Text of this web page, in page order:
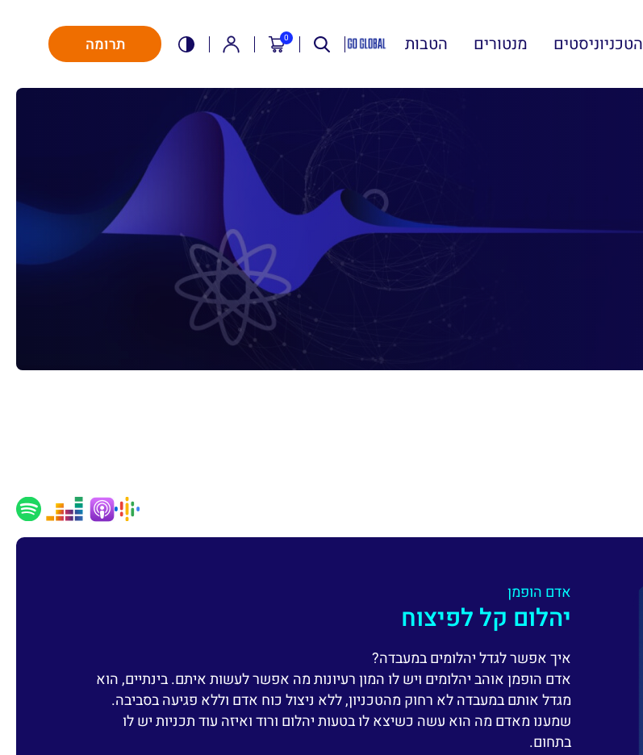
הטכניוניסטים מנטורים הטבות 0 תרומה
אדם הופמן
יהלום קל לפיצוח
איך אפשר לגדל יהלומים במעבדה?
אדם הופמן אוהב יהלומים ויש לו המון רעיונות מה אפשר לעשות איתם. בינתיים, הוא
מגדל אותם במעבדה לא רחוק מהטכניון, ללא ניצול כוח אדם וללא פגיעה בסביבה.
שמענו מאדם מה הוא עשה כשיצא לו בטעות יהלום ורוד ואיזה עוד תכניות יש לו
בתחום.